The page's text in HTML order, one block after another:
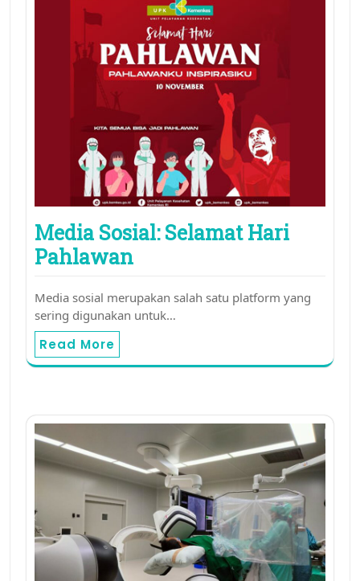
Media Sosial: Selamat Hari
Pahlawan
Media sosial merupakan salah satu platform yang
sering digunakan untuk…
Read More